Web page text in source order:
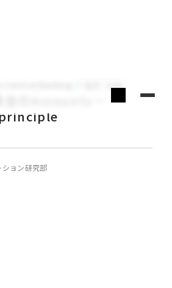
Central Banking
のAccounts－
ョン研究部